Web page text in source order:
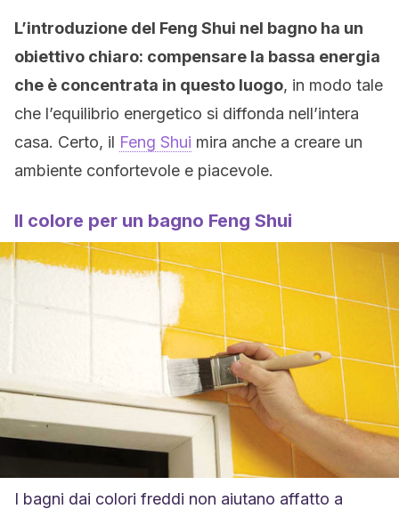
L’introduzione del Feng Shui nel bagno ha un
obiettivo chiaro: compensare la bassa energia
che è concentrata in questo luogo, in modo tale
che l’equilibrio energetico si diffonda nell’intera
casa. Certo, il Feng Shui mira anche a creare un
ambiente confortevole e piacevole.
Il colore per un bagno Feng Shui
I bagni dai colori freddi non aiutano affatto a